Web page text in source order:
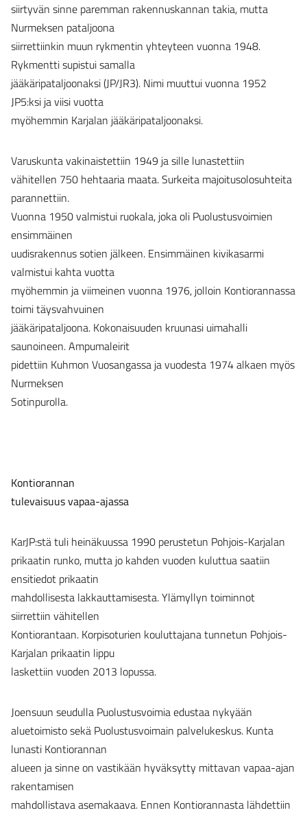
siirtyvän sinne paremman rakennuskannan takia, mutta
Nurmeksen pataljoona
siirrettiinkin muun rykmentin yhteyteen vuonna 1948.
Rykmentti supistui samalla
jääkäripataljoonaksi (JP/JR3). Nimi muuttui vuonna 1952
JP5:ksi ja viisi vuotta
myöhemmin Karjalan jääkäripataljoonaksi.
Varuskunta vakinaistettiin 1949 ja sille lunastettiin
vähitellen 750 hehtaaria maata. Surkeita majoitusolosuhteita
parannettiin.
Vuonna 1950 valmistui ruokala, joka oli Puolustusvoimien
ensimmäinen
uudisrakennus sotien jälkeen. Ensimmäinen kivikasarmi
valmistui kahta vuotta
myöhemmin ja viimeinen vuonna 1976, jolloin Kontiorannassa
toimi täysvahvuinen
jääkäripataljoona. Kokonaisuuden kruunasi uimahalli
saunoineen. Ampumaleirit
pidettiin Kuhmon Vuosangassa ja vuodesta 1974 alkaen myös
Nurmeksen
Sotinpurolla.
Kontiorannan
tulevaisuus vapaa-ajassa
KarJP:stä tuli heinäkuussa 1990 perustetun Pohjois-Karjalan
prikaatin runko, mutta jo kahden vuoden kuluttua saatiin
ensitiedot prikaatin
mahdollisesta lakkauttamisesta. Ylämyllyn toiminnot
siirrettiin vähitellen
Kontiorantaan. Korpisoturien kouluttajana tunnetun Pohjois-
Karjalan prikaatin lippu
laskettiin vuoden 2013 lopussa.
Joensuun seudulla Puolustusvoimia edustaa nykyään
aluetoimisto sekä Puolustusvoimain palvelukeskus. Kunta
lunasti Kontiorannan
alueen ja sinne on vastikään hyväksytty mittavan vapaa-ajan
rakentamisen
mahdollistava asemakaava. Ennen Kontiorannasta lähdettiin